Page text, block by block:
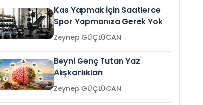
Kas Yapmak İçin Saatlerce
Spor Yapmanıza Gerek Yok
Zeynep GÜÇLÜCAN
Beyni Genç Tutan Yaz
Alışkanlıkları
Zeynep GÜÇLÜCAN